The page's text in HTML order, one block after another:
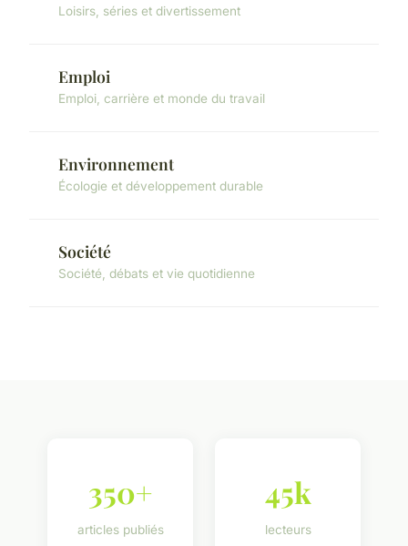
Loisirs, séries et divertissement
Emploi
Emploi, carrière et monde du travail
Environnement
Écologie et développement durable
Société
Société, débats et vie quotidienne
350+
articles publiés
45k
lecteurs